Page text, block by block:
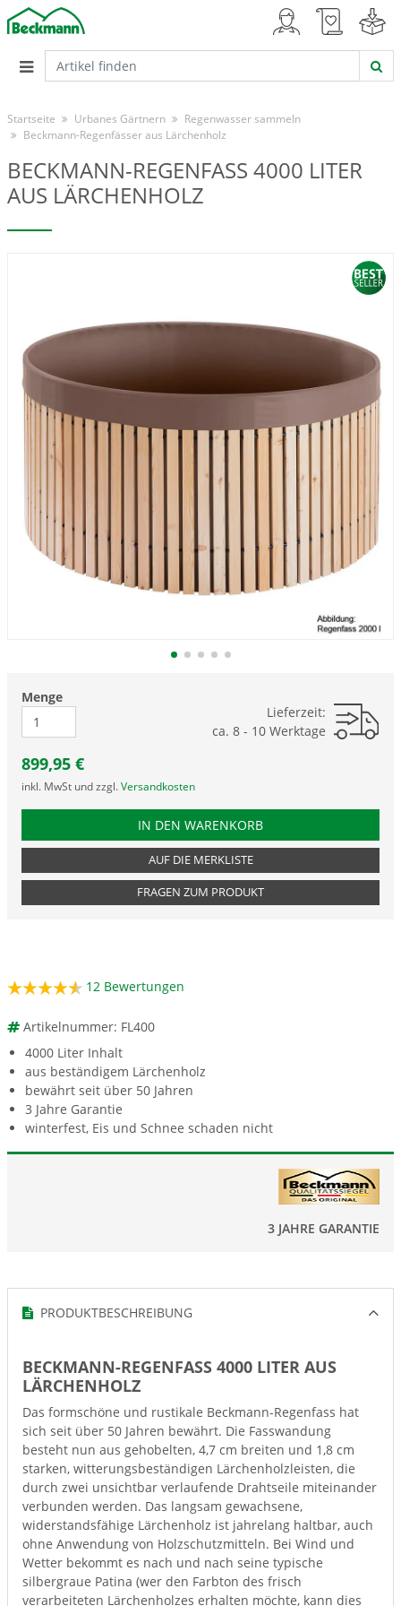
Startseite Urbanes Gärtnern
Regenwasser sammeln
Beckmann-Regenfässer aus Lärchenholz
BECKMANN-REGENFASS 4000 LITER
AUS LÄRCHENHOLZ
Menge
Lieferzeit:
ca. 8 - 10 Werktage
899,95 €
inkl. MwSt und zzgl. Versandkosten
PRODUKTNUMMER FL400
IN DEN WARENKORB
AUF DIE MERKLISTE
FRAGEN ZUM PRODUKT
12 Bewertungen
Artikelnummer: FL400
4000 Liter Inhalt
aus beständigem Lärchenholz
bewährt seit über 50 Jahren
3 Jahre Garantie
winterfest, Eis und Schnee schaden nicht
3 JAHRE GARANTIE
PRODUKTBESCHREIBUNG
BECKMANN-REGENFASS 4000 LITER AUS
LÄRCHENHOLZ
Das formschöne und rustikale Beckmann-Regenfass hat
sich seit über 50 Jahren bewährt. Die Fasswandung
besteht nun aus gehobelten, 4,7 cm breiten und 1,8 cm
starken, witterungsbeständigen Lärchenholzleisten, die
durch zwei unsichtbar verlaufende Drahtseile miteinander
verbunden werden. Das langsam gewachsene,
widerstandsfähige Lärchenholz ist jahrelang haltbar, auch
ohne Anwendung von Holzschutzmitteln. Bei Wind und
Wetter bekommt es nach und nach seine typische
silbergraue Patina (wer den Farbton des frisch
verarbeiteten Lärchenholzes erhalten möchte, kann dies